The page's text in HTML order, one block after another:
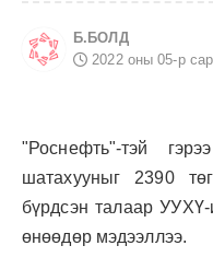
Б.БОЛД
2022 оны 05-р
"Роснефть"-тэй
шатахууныг 2390
бүрдсэн талаар
өнөөдөр мэдээллээ.